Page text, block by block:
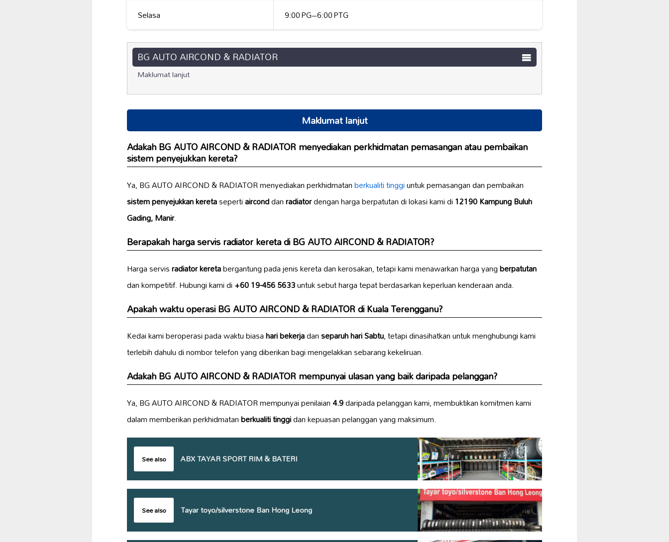
Selasa
9:00 PG–6:00 PTG
BG AUTO AIRCOND & RADIATOR
Maklumat lanjut
Maklumat lanjut
Adakah BG AUTO AIRCOND & RADIATOR menyediakan perkhidmatan pemasangan atau pembaikan
sistem penyejukkan kereta?
Ya, BG AUTO AIRCOND & RADIATOR menyediakan perkhidmatanberkualiti tinggiuntuk pemasangan dan pembaikan
sistem penyejukkan keretasepertiairconddanradiatordengan harga berpatutan di lokasi kami di12190 Kampung Buluh
Gading, Manir.
Berapakah harga servisradiator keretadi BG AUTO AIRCOND & RADIATOR?
Harga servisradiator keretabergantung pada jenis kereta dan kerosakan, tetapi kami menawarkan harga yangberpatutan
dan kompetitif. Hubungi kami di+60 19-456 5633untuk sebut harga tepat berdasarkan keperluan kenderaan anda.
Apakah waktu operasi BG AUTO AIRCOND & RADIATOR diKuala Terengganu?
Kedai kami beroperasi pada waktu biasahari bekerjadanseparuh hari Sabtu, tetapi dinasihatkan untuk menghubungi kami
terlebih dahulu di nombor telefon yang diberikan bagi mengelakkan sebarang kekeliruan.
Adakah BG AUTO AIRCOND & RADIATOR mempunyai ulasan yang baik daripada pelanggan?
Ya, BG AUTO AIRCOND & RADIATOR mempunyai penilaian4.9daripada pelanggan kami, membuktikan komitmen kami
dalam memberikan perkhidmatanberkualiti tinggidan kepuasan pelanggan yang maksimum.
See also ABX TAYAR SPORT RIM & BATERI
See also Tayar toyo/silverstone Ban Hong Leong